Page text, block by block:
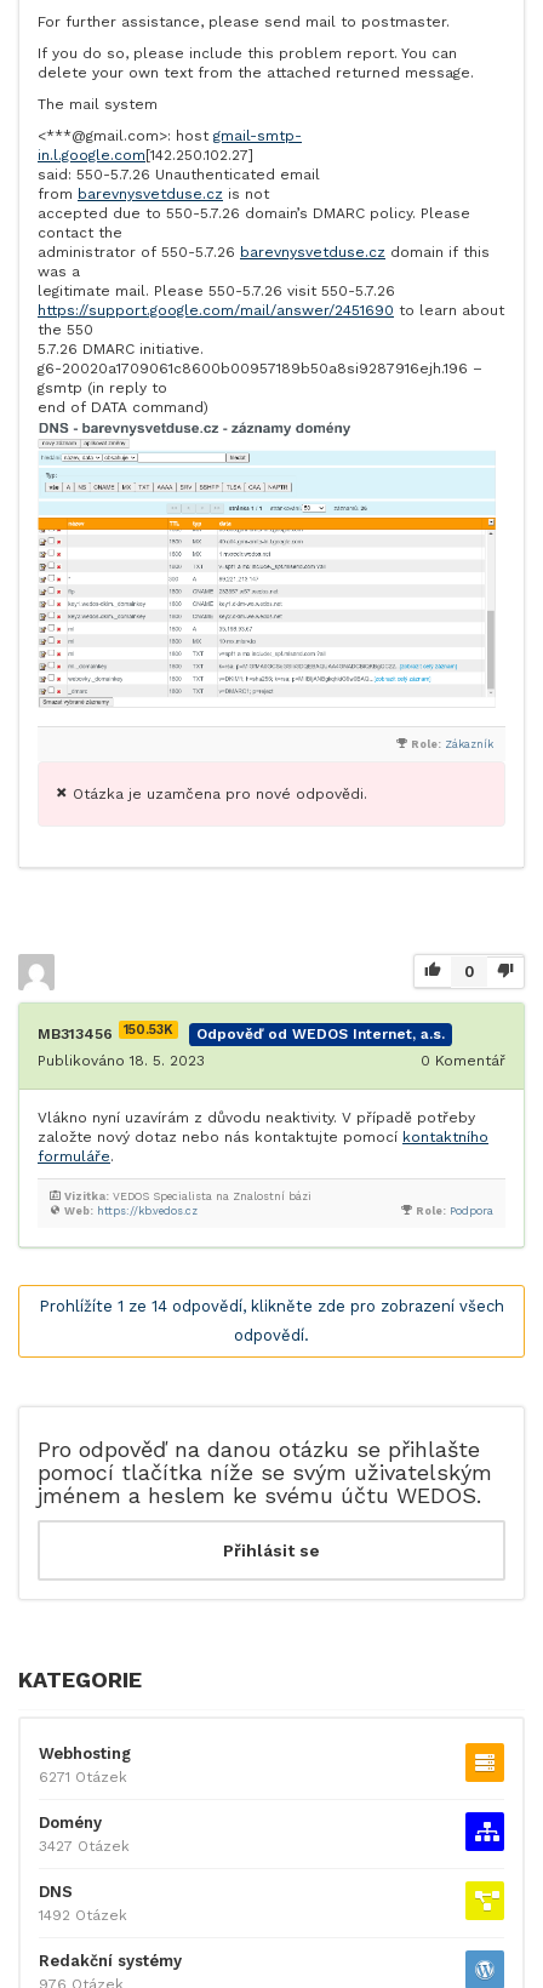
For further assistance, please send mail to postmaster.
If you do so, please include this problem report. You can
delete your own text from the attached returned message.
The mail system
<***@gmail.com>: host gmail-smtp-
in.l.google.com [142.250.102.27]
said: 550-5.7.26 Unauthenticated email
from barevnysvetduse.cz is not
accepted due to 550-5.7.26 domain’s DMARC policy. Please
contact the
administrator of 550-5.7.26 barevnysvetduse.cz domain if this
was a
legitimate mail. Please 550-5.7.26 visit 550-5.7.26
https://support.google.com/mail/answer/2451690 to learn about
the 550
5.7.26 DMARC initiative.
g6-20020a1709061c8600b00957189b50a8si9287916ejh.196 –
gsmtp (in reply to
end of DATA command)
Role: Zákazník
Otázka je uzamčena pro nové odpovědi.
0
MB313456 150.53K
Odpověď od WEDOS Internet, a.s.
Publikováno 18. 5. 2023
0 Komentář
Vlákno nyní uzavírám z důvodu neaktivity. V případě potřeby
založte nový dotaz nebo nás kontaktujte pomocí kontaktního
formuláře.
Role: Podpora
Web: https://kb.vedos.cz
Vizitka: VEDOS Specialista na Znalostní bázi
Prohlížíte 1 ze 14 odpovědí, klikněte zde pro zobrazení všech
odpovědí.
Pro odpověď na danou otázku se přihlašte
pomocí tlačítka níže se svým uživatelským
jménem a heslem ke svému účtu WEDOS.
KATEGORIE
Webhosting
6271 Otázek
Domény
3427 Otázek
DNS
1492 Otázek
Redakční systémy
976 Otázek